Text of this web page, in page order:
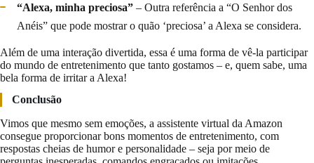
“Alexa, minha preciosa” – Outra referência a “O Senhor dos
Anéis” que pode mostrar o quão ‘preciosa’ a Alexa se considera.
Além de uma interação divertida, essa é uma forma de vê-la participar
do mundo de entretenimento que tanto gostamos – e, quem sabe, uma
bela forma de irritar a Alexa!
Conclusão
Vimos que mesmo sem emoções, a assistente virtual da Amazon
consegue proporcionar bons momentos de entretenimento, com
respostas cheias de humor e personalidade – seja por meio de